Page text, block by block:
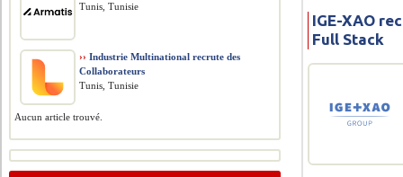
IGE-XAO
Full Stack
Tunis, Tunisie
›› Industrie Multinational recrute des
Collaborateurs
Tunis, Tunisie
Aucun article trouvé.